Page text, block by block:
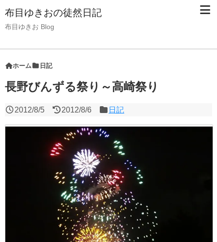
布目ゆきおの徒然日記
布目ゆきお Blog
ホーム 日記
長野びんずる祭り～高崎祭り
2012/8/5 2012/8/6 日記